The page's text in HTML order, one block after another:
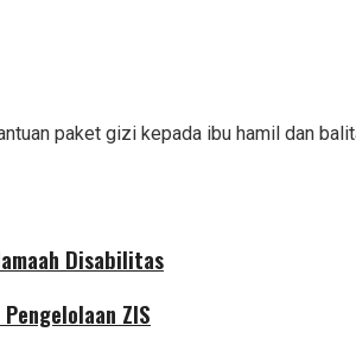
paket gizi kepada ibu hamil dan
Disabilitas
ZIS